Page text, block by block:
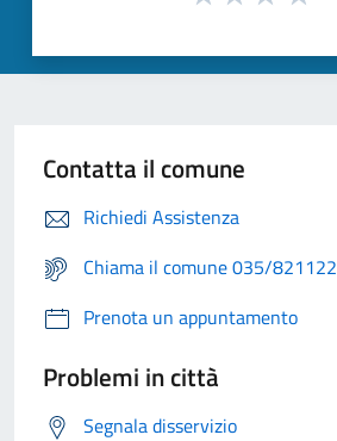
Contatta il comune
Richiedi Assistenza
Chiama il comune 035/821122
Prenota un appuntamento
Problemi in città
Segnala disservizio